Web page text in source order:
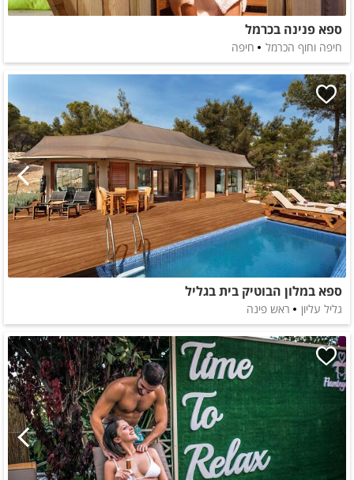
ספא פנינה בכרמל
חיפה וחוף הכרמל חיפה
ספא במלון הבוטיק בית בגליל
גליל עליון ראש פינה